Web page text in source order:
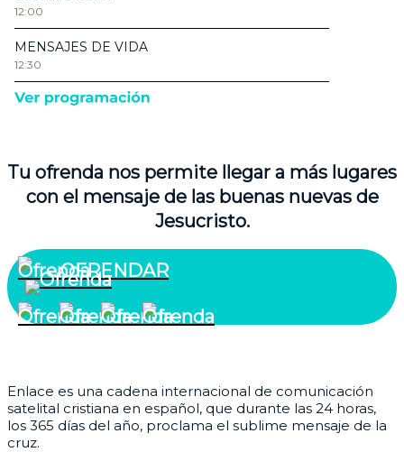
Tu ofrenda nos permite llegar a más lugares
con el mensaje de las buenas nuevas de
Jesucristo.
OFRENDAR
Enlace es una cadena internacional de comunicación
satelital cristiana en español, que durante las 24 horas,
los 365 días del año, proclama el sublime mensaje de la
cruz.